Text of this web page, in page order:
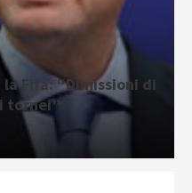
la Fifa: “Dimissioni di
tornei”